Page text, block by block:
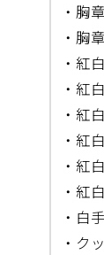
・胸
・胸
・紅
・紅
・紅
・紅
・紅
・紅
・白
・ク